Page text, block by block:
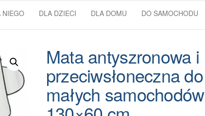
NIEGO DLA DZIECI DLA DOMU DO SAMOCHODU
Mata antyszronowa i
przeciwsłoneczna do
małych samochodów